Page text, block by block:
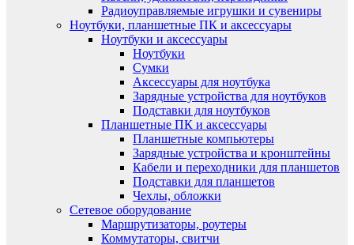
Радиоуправляемые игрушки и сувениры
Ноутбуки, планшетные ПК и аксессуары
Ноутбуки и аксессуары
Ноутбуки
Сумки
Аксессуары для ноутбука
Зарядные устройства для ноутбуков
Подставки для ноутбуков
Планшетные ПК и аксессуары
Планшетные компьютеры
Зарядные устройства и кронштейны
Кабели и переходники для планшетов
Подставки для планшетов
Чехлы, обложки
Сетевое оборудование
Маршрутизаторы, роутеры
Коммутаторы, свитчи